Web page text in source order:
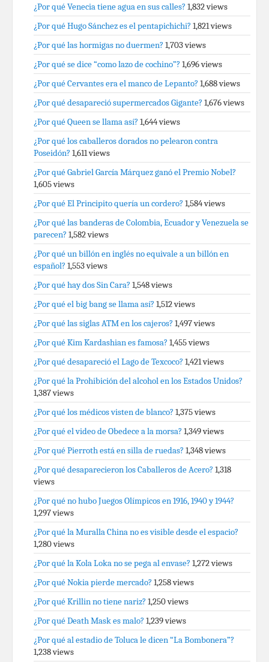
¿Por qué Venecia tiene agua en sus calles? 1,832 views
¿Por qué Hugo Sánchez es el pentapichichi? 1,821 views
¿Por qué las hormigas no duermen? 1,703 views
¿Por qué se dice “como lazo de cochino”? 1,696 views
¿Por qué Cervantes era el manco de Lepanto? 1,688 views
¿Por qué desapareció supermercados Gigante? 1,676 views
¿Por qué Queen se llama así? 1,644 views
¿Por qué los caballeros dorados no pelearon contra
Poseidón? 1,611 views
¿Por qué Gabriel García Márquez ganó el Premio Nobel?
1,605 views
¿Por qué El Principito quería un cordero? 1,584 views
¿Por qué las banderas de Colombia, Ecuador y Venezuela se
parecen? 1,582 views
¿Por qué un billón en inglés no equivale a un billón en
español? 1,553 views
¿Por qué hay dos Sin Cara? 1,548 views
¿Por qué el big bang se llama así? 1,512 views
¿Por qué las siglas ATM en los cajeros? 1,497 views
¿Por qué Kim Kardashian es famosa? 1,455 views
¿Por qué desapareció el Lago de Texcoco? 1,421 views
¿Por qué la Prohibición del alcohol en los Estados Unidos?
1,387 views
¿Por qué los médicos visten de blanco? 1,375 views
¿Por qué el video de Obedece a la morsa? 1,349 views
¿Por qué Pierroth está en silla de ruedas? 1,348 views
¿Por qué desaparecieron los Caballeros de Acero? 1,318
views
¿Por qué no hubo Juegos Olímpicos en 1916, 1940 y 1944?
1,297 views
¿Por qué la Muralla China no es visible desde el espacio?
1,280 views
¿Por qué la Kola Loka no se pega al envase? 1,272 views
¿Por qué Nokia pierde mercado? 1,258 views
¿Por qué Krillin no tiene nariz? 1,250 views
¿Por qué Death Mask es malo? 1,239 views
¿Por qué al estadio de Toluca le dicen “La Bombonera”?
1,238 views